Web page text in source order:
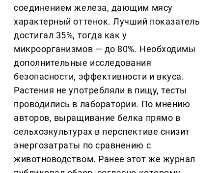
соединением железа, дающим мясу
характерный оттенок. Лучший показатель
достигал 35%, тогда как у
микроорганизмов — до 80%. Необходимы
дополнительные исследования
безопасности, эффективности и вкуса.
Растения не употребляли в пищу, тесты
проводились в лаборатории. По мнению
авторов, выращивание белка прямо в
сельхозкультурах в перспективе снизит
энергозатраты по сравнению с
животноводством. Ранее этот же журнал